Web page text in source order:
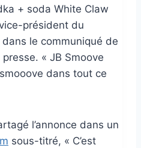
+ soda White Claw
président du
le communiqué de
« JB Smoove
dans tout ce
l’annonce dans un
sous-titré, « C’est